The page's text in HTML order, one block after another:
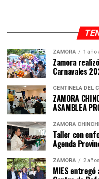
ZAMORA 1 año
Zamora
Carnavales
CENTINELA DEL
ZAMORA
ASAMBLEA
ZAMORA
Taller con
Agenda
ZAMORA 2
MIES entregó